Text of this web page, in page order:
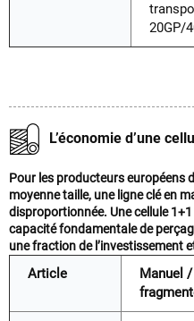
20GP/
L’économie d’une
Pour les producteurs européens
moyenne taille, une ligne clé en
disproportionnée. Une cellule
capacité fondamentale de
une fraction de l’investissement
Article
Manuel /